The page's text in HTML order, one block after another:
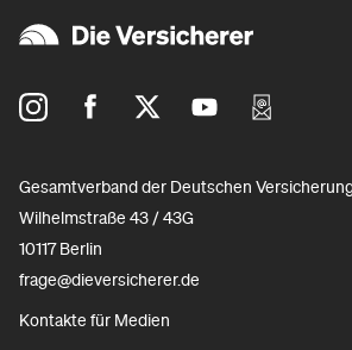
Gesamtverband der Deutschen
Wilhelmstraße 43 / 43G
10117 Berlin
frage@dieversicherer.de
Kontakte für Medien